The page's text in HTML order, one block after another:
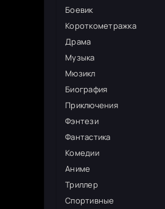
Боевик
Короткометражка
Драма
Музыка
Мюзикл
Биография
Приключения
Фэнтези
Фантастика
Комедии
Аниме
Триллер
Спортивные